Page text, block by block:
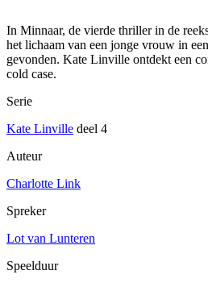
In Minnaar, de vierde thriller in de
het lichaam van een jonge vrouw in
gevonden. Kate Linville ontdekt een
cold case.
Serie
Kate Linville deel 4
Auteur
Charlotte Link
Spreker
Lot van Lunteren
Speelduur